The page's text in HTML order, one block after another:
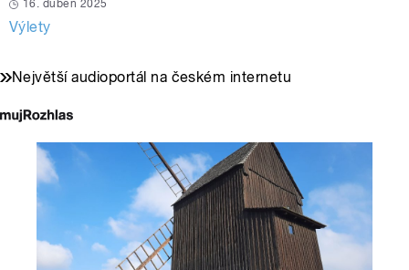
16. duben 2025
Výlety
Největší audioportál na českém internetu